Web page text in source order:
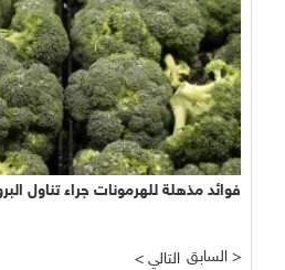
فوائد مذهلة للهرمونات جراء تناول
< التالي السابق >